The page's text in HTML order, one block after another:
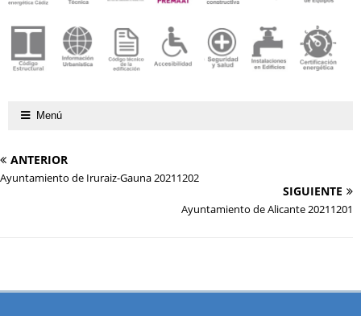
Menú
ANTERIOR
Ayuntamiento de Iruraiz-Gauna 20211202
SIGUIENTE
Ayuntamiento de Alicante 20211201